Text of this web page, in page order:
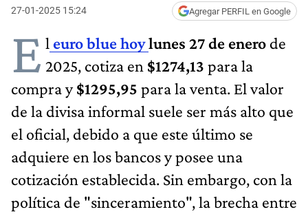
27-01-2025 15:24 Agregar PERFIL en Google
E l euro blue hoylunes 27 de enero de
2025, cotiza en $1274,13 para la
compra y$1295,95 para la venta. El valor
de la divisa informal suele ser más alto que
el oficial, debido a que este último se
adquiere en los bancos y posee una
cotización establecida. Sin embargo, con la
política de "sinceramiento", la brecha entre